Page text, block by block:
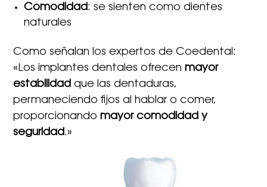
Comodidad: se sienten como dientes
naturales
Como señalan los expertos de Coedental:
«Los implantes dentales ofrecenmayor
estabilidad que las dentaduras,
permaneciendo fijos al hablar o comer,
proporcionandomayor comodidad y
seguridad.»